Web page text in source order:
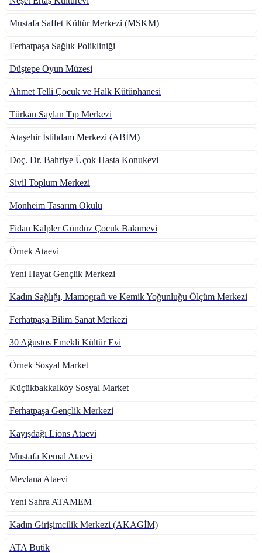
temasıyla
etkinlikler, 15-
tarihleri
noktalarda
düzenlenecek.
Mustafa Saffet Kültür Merkezi (MSKM)
Ferhatpaşa Sağlık Polikliniği
Düştepe Oyun Müzesi
Ahmet Telli Çocuk ve Halk Kütüphanesi
Türkan Saylan Tıp Merkezi
Ataşehir İstihdam Merkezi (ABİM)
Doç. Dr. Bahriye Üçok Hasta Konukevi
Sivil Toplum Merkezi
Monheim Tasarım Okulu
Fidan Kalpler Gündüz Çocuk Bakımevi
Örnek Ataevi
Yeni Hayat Gençlik Merkezi
Kadın Sağlığı, Mamografi ve Kemik Yoğunluğu Ölçüm Merkezi
Ferhatpaşa Bilim Sanat Merkezi
30 Ağustos Emekli Kültür Evi
Örnek Sosyal Market
Küçükbakkalköy Sosyal Market
Ferhatpaşa Gençlik Merkezi
Kayışdağı Lions Ataevi
Mustafa Kemal Ataevi
Mevlana Ataevi
Yeni Sahra ATAMEM
Kadın Girişimcilik Merkezi (AKAGİM)
ATA Butik